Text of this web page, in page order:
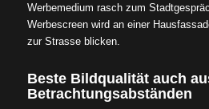
Werbemedium rasch zum
Werbescreen wird an einer
zur Strasse blicken.
Beste Bildqualität auch
Betrachtungsabständen